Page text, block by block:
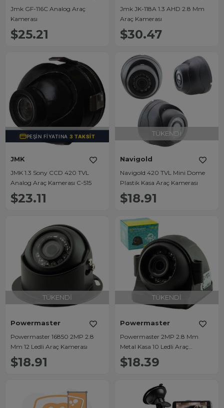
Jmk GF-116C Analog Araç
Kamerası
$25.21
Jmk JK-118A 1.3 AHD 2.8 Mm
Araç Kamerası
$30.47
TÜKENDI
PEŞIN FIYATINA3 TAKSIT
JMK
JMK 1.3 Sony CCD 420 TVL
Analog Araç Kamerası C-515
$23.11
TÜKENDI
Navigold
Navigold 420 TVL Mini Dome
Plastik Kasa Araç Kamerası
$18.91
TÜKENDI
Powermaster
Powermaster 16850 2MP 2.8
Mm 12 Ledli Araç Kamerası
$18.91
TÜKENDI
Powermaster
Powermaster 2MP 2.8 Mm
Metal Kasa 10 Ledli Araç
Kamerası 16851
$18.39